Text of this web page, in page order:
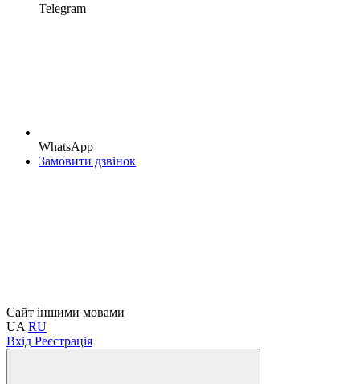
Telegram
WhatsApp
Замовити дзвінок
Сайт іншими мовами
UA RU
Вхід Реєстрація